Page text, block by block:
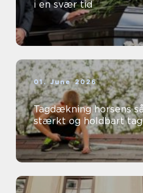
i en svær tid
01. June 2026
Tagdækning horsens sådan får du et
stærkt og holdbart tag